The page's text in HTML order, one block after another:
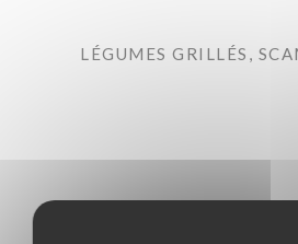
LÉGUMES GRILLÉS,